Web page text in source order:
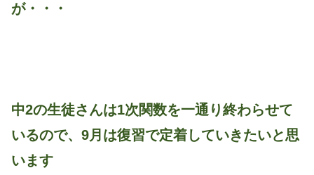
が・・・
中2の生徒さんは1次関数を一通り終わらせて
いるので、9月は復習で定着していきたいと思
います